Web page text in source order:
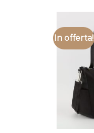
In offerta!